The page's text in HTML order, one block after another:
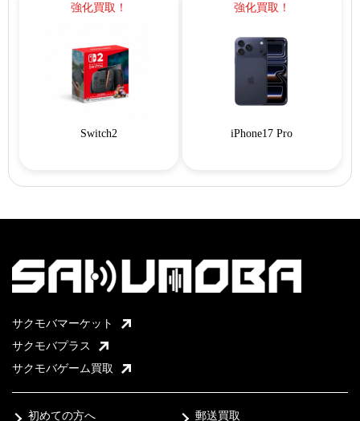
強化買取！
Switch2
強化買取！
iPhone17 Pro
サクモバマーケット
サクモバプラス
サクモバゲーム買取
初めての方へ 郵送買取